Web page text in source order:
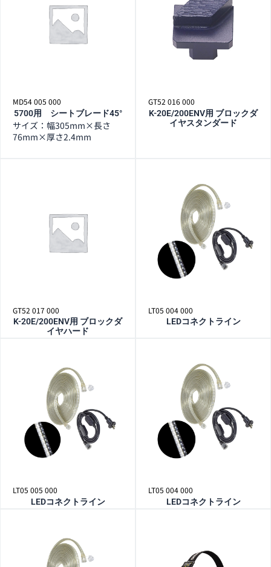
MD54 005 000
5700用 シートブレード45°
サイズ：幅305mm×長さ
76mm×厚さ2.4mm
GT52 016 000
K-20E/200ENV用 ブロックダ
イヤスタンダード
GT52 017 000
K-20E/200ENV用 ブロックダ
イヤハード
LT05 004 000
LEDコネクトライン
LT05 005 000
LEDコネクトライン
LT05 004 000
LEDコネクトライン